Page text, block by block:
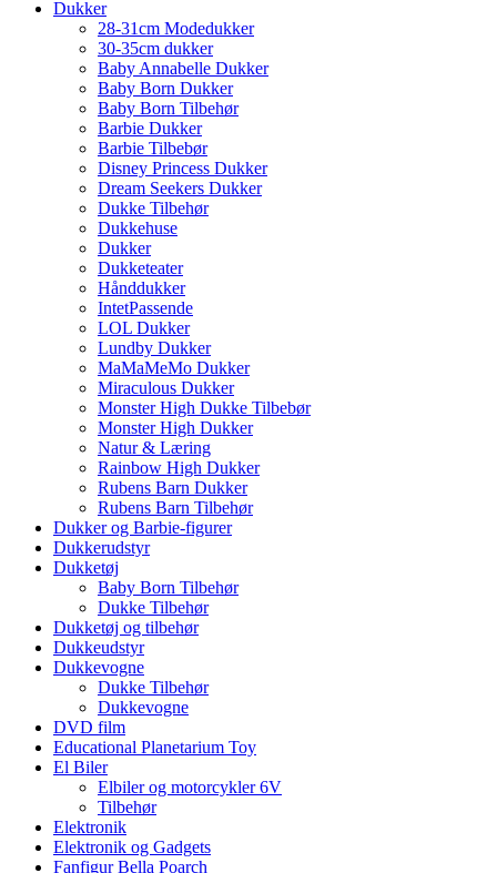
Dukker
28-31cm Modedukker
30-35cm dukker
Baby Annabelle Dukker
Baby Born Dukker
Baby Born Tilbehør
Barbie Dukker
Barbie Tilbebør
Disney Princess Dukker
Dream Seekers Dukker
Dukke Tilbehør
Dukkehuse
Dukker
Dukketeater
Hånddukker
IntetPassende
LOL Dukker
Lundby Dukker
MaMaMeMo Dukker
Miraculous Dukker
Monster High Dukke Tilbebør
Monster High Dukker
Natur & Læring
Rainbow High Dukker
Rubens Barn Dukker
Rubens Barn Tilbehør
Dukker og Barbie-figurer
Dukkerudstyr
Dukketøj
Baby Born Tilbehør
Dukke Tilbehør
Dukketøj og tilbehør
Dukkeudstyr
Dukkevogne
Dukke Tilbehør
Dukkevogne
DVD film
Educational Planetarium Toy
El Biler
Elbiler og motorcykler 6V
Tilbehør
Elektronik
Elektronik og Gadgets
Fanfigur Bella Poarch